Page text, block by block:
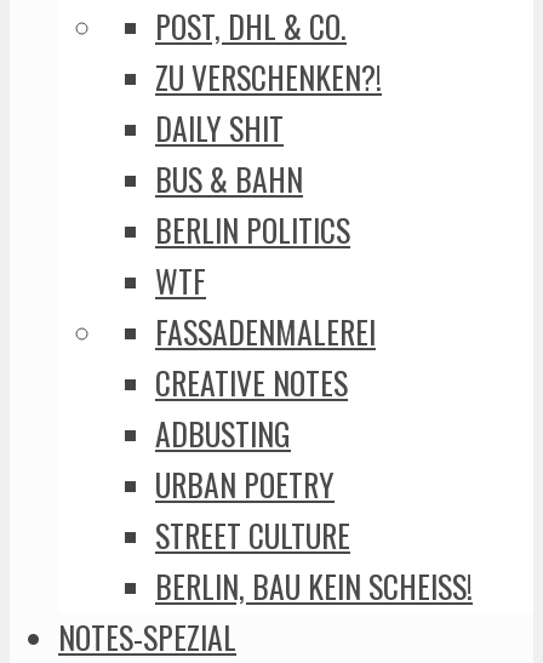
POST, DHL & CO.
ZU VERSCHENKEN?!
DAILY SHIT
BUS & BAHN
BERLIN POLITICS
WTF
FASSADENMALEREI
CREATIVE NOTES
ADBUSTING
URBAN POETRY
STREET CULTURE
BERLIN, BAU KEIN SCHEISS!
NOTES-SPEZIAL